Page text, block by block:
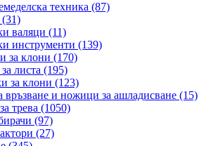
техника (87)
(31)
валяци (11)
инструменти (139)
за клони (170)
листа (195)
за клони (123)
връзване и ножици за ашладисване (15)
трева (1050)
(97)
(27)